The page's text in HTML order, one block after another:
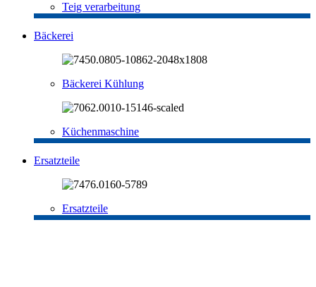
Teig verarbeitung
Bäckerei
Bäckerei Kühlung
Küchenmaschine
Ersatzteile
Ersatzteile